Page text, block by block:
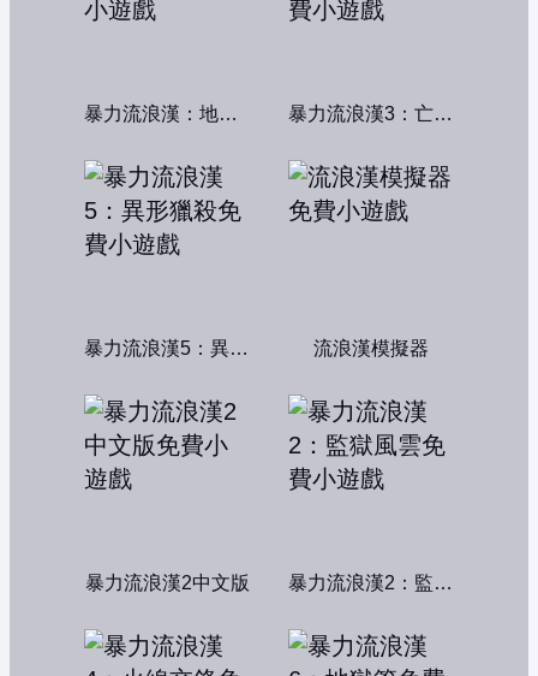
暴力流浪漢：地下秩序 暴力流浪漢3：亡命之徒
暴力流浪漢5：異形獵殺 流浪漢模擬器
暴力流浪漢2中文版 暴力流浪漢2：監獄風雲